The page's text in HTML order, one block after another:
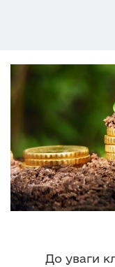
г
о
в
м
До уваги